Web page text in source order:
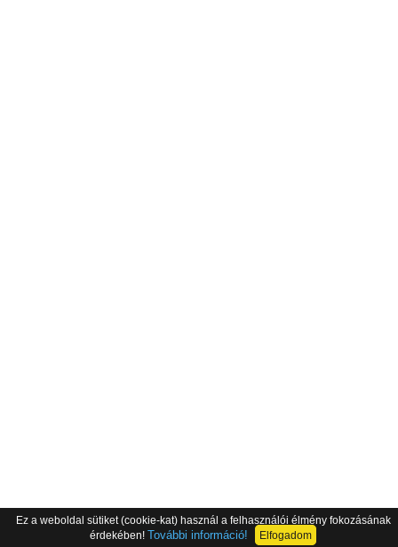
Ez a weboldal sütiket (cookie-kat) használ a felhasználói élmény fokozásának
érdekében! További információ! Elfogadom